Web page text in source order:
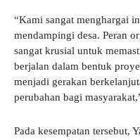
“Kami sangat menghargai
mendampingi desa. Peran
sangat krusial untuk
berjalan dalam bentuk
menjadi gerakan
perubahan bagi
Pada kesempatan tersebut,